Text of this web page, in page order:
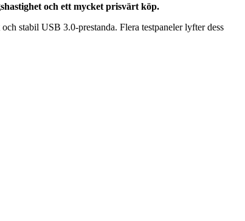
och ett mycket prisvärt köp.
stabil USB 3.0-prestanda. Flera testpaneler lyfter dess